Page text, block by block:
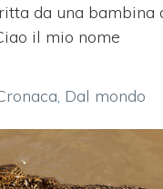
da una bambina
il mio nome
, Dal mondo